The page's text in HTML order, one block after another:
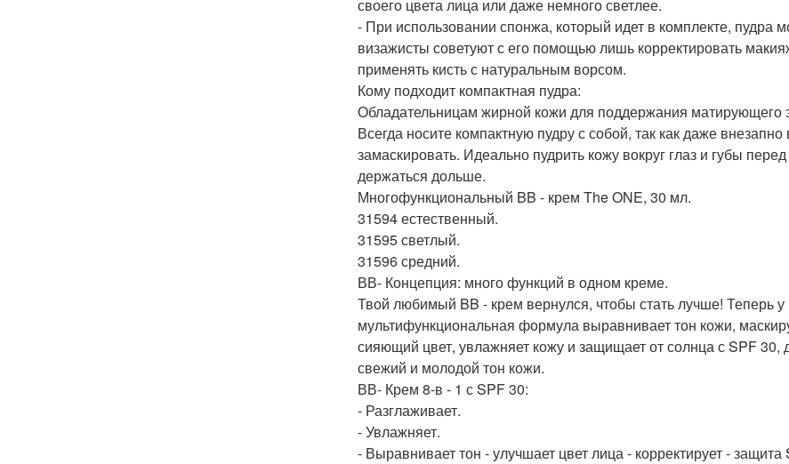
своего цвета лица или даже немного светлее.
- При использовании спонжа, который идет в комплекте, пудра
визажисты советуют с его помощью лишь корректировать
применять кисть с натуральным ворсом.
Кому подходит компактная пудра:
Обладательницам жирной кожи для поддержания матирующего
Всегда носите компактную пудру с собой, так как даже
замаскировать. Идеально пудрить кожу вокруг глаз и губы
держаться дольше.
Многофункциональный BB - крем The ONE, 30 мл.
31594 естественный.
31595 светлый.
31596 средний.
ВВ- Концепция: много функций в одном креме.
Твой любимый BB - крем вернулся, чтобы стать лучше! Теперь
мультифункциональная формула выравнивает тон кожи,
сияющий цвет, увлажняет кожу и защищает от солнца с SPF
свежий и молодой тон кожи.
ВВ- Крем 8-в - 1 с SPF 30:
- Разглаживает.
- Увлажняет.
- Выравнивает тон - улучшает цвет лица - корректирует -